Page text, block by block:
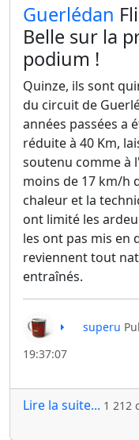
​Guerlédan
Belle sur la
podium !
Quinze, ils sont
du circuit de
années passées a
réduite à 40 Km,
soutenu comme à
moins de 17 km/h
chaleur et la
ont limité les
les ont pas mis en
reviennent tout
entraînés.
superu
19:37:07
Lire la suite... 1 212